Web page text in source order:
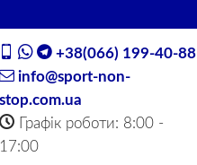
+38(066) 199-40-88
info@sport-non-
stop.com.ua
Графік роботи: 8:00 -
17:00